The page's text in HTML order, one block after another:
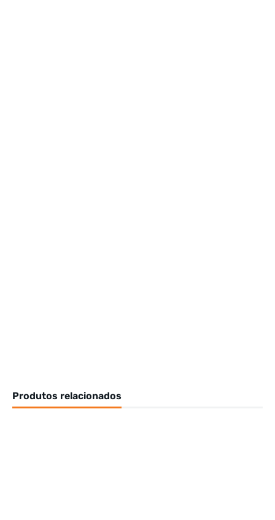
Produtos relacionados